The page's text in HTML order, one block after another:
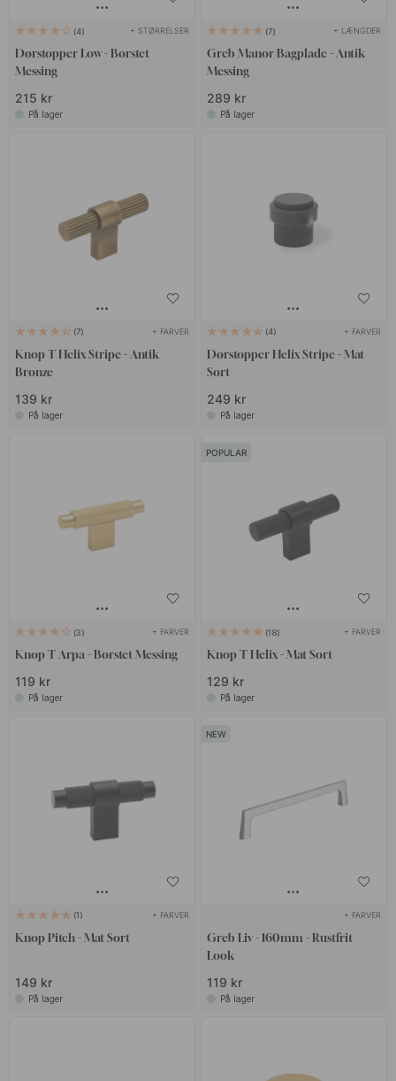
4 + STØRRELSER
Dørstopper Low - Børstet
Messing
215 kr
På lager
7 + LÆNGDER
Greb Manor/Bagplade - Antik
Messing
289 kr
På lager
7 + FARVER
Knop T Helix Stripe - Antik
Bronze
139 kr
På lager
4 + FARVER
Dørstopper Helix Stripe - Mat
Sort
249 kr
På lager
3 + FARVER
Knop T Arpa - Børstet Messing
119 kr
På lager
POPULAR
18 + FARVER
Knop T Helix - Mat Sort
129 kr
På lager
1 + FARVER
Knop Pitch - Mat Sort
149 kr
På lager
+ FARVER
Greb Liv - 160mm - Rustfrit
Look
119 kr
På lager